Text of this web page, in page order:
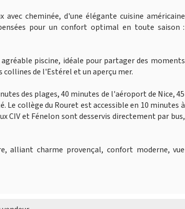
cheminée, d'une élégante cuisine américaine
pour un confort optimal en toute saison :
piscine, idéale pour partager des moments
collines de l'Estérel et un aperçu mer.
des plages, 40 minutes de l'aéroport de Nice, 45
collège du Rouret est accessible en 10 minutes à
CIV et Fénelon sont desservis directement par bus,
alliant charme provençal, confort moderne, vue